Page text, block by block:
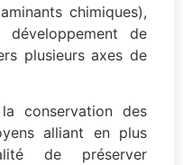
chimiques),
de
plusieurs axes de
conservation des
alliant en plus
de préserver